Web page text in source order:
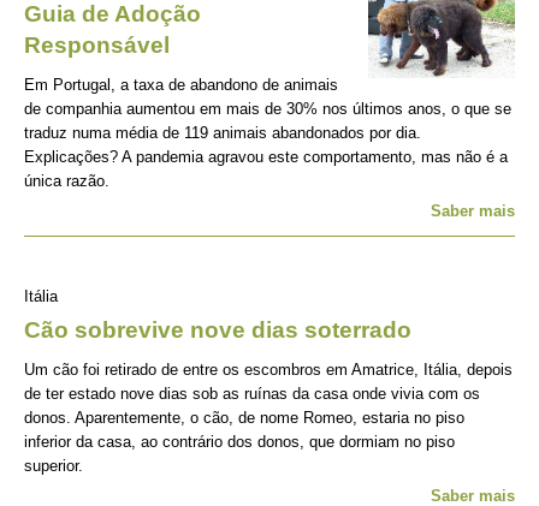
Guia de Adoção
Responsável
Em Portugal, a taxa de abandono de animais
de companhia aumentou em mais de 30% nos últimos anos, o que se
traduz numa média de 119 animais abandonados por dia.
Explicações? A pandemia agravou este comportamento, mas não é a
única razão.
Saber mais
Itália
Cão sobrevive nove dias soterrado
Um cão foi retirado de entre os escombros em Amatrice, Itália, depois
de ter estado nove dias sob as ruínas da casa onde vivia com os
donos. Aparentemente, o cão, de nome Romeo, estaria no piso
inferior da casa, ao contrário dos donos, que dormiam no piso
superior.
Saber mais